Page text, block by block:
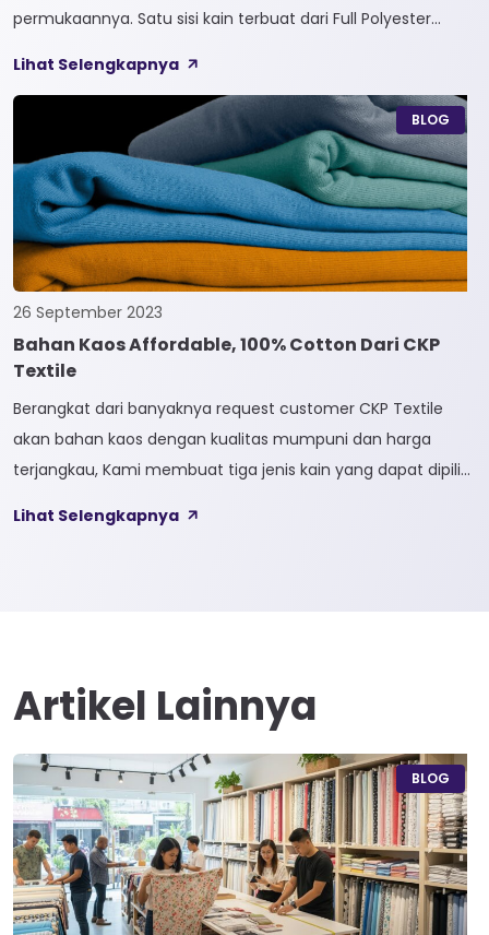
permukaannya. Satu sisi kain terbuat dari Full Polyester
Bycel merupakan kain High-End karena bersifat Fungsional,
dapat digunakan sesuai kebutuhan customer. Selain itu,
kain Bycel juga diberi teknologi teranyar yakni pemberian
dua jenis […]
Lihat Selengkapnya
BLOG
26 September 2023
Bahan Kaos Affordable, 100% Cotton Dari CKP
Textile
Berangkat dari banyaknya request customer CKP Textile
akan bahan kaos dengan kualitas mumpuni dan harga
terjangkau, Kami membuat tiga jenis kain yang dapat dipilih
kain yang bahan dasarnya 100% cotton. Softcel juga sering
Lihat Selengkapnya
Artikel Lainnya
BLOG